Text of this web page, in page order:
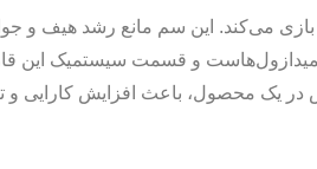
بازی می‌کند. این سم مانع رشد هیف و
بنزیمیدازول‌هاست و قسمت سیستمیک
محصول، باعث افزایش کارایی و